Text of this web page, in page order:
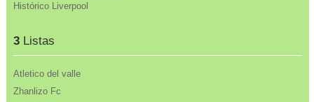
Histórico Liverpool
3Listas
Atletico del valle
Zhanlizo Fc